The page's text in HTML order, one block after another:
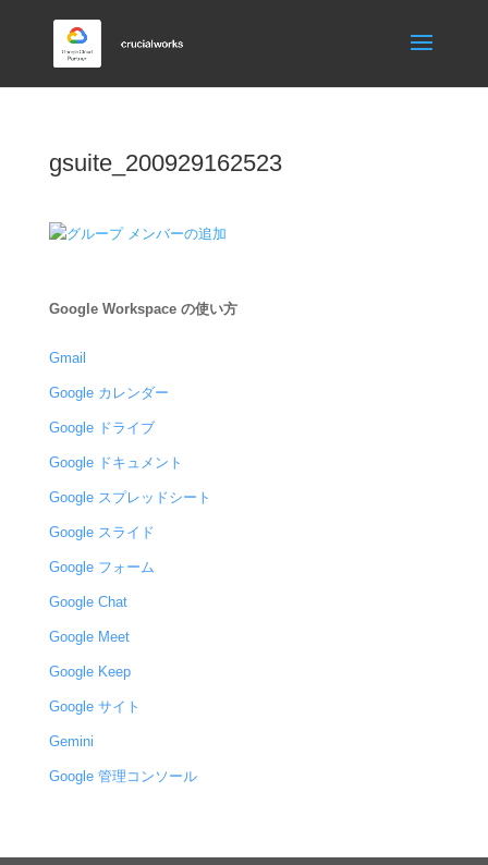
gsuite_200929162523
Google Workspace の使い方
Gmail
Google カレンダー
Google ドライブ
Google ドキュメント
Google スプレッドシート
Google スライド
Google フォーム
Google Chat
Google Meet
Google Keep
Google サイト
Gemini
Google 管理コンソール